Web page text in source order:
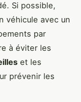
Si possible,
véhicule avec un
par
à éviter les
et les
prévenir les